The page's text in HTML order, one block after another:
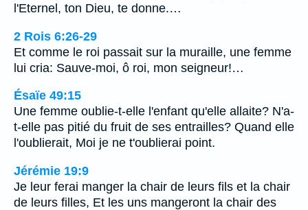
l'Eternel, ton Dieu, te donne.…
2 Rois 6:26-29
Et comme le roi passait sur la muraille, une femme
lui cria: Sauve-moi, ô roi, mon seigneur!…
Ésaïe 49:15
Une femme oublie-t-elle l'enfant qu'elle allaite? N'a-
t-elle pas pitié du fruit de ses entrailles? Quand elle
l'oublierait, Moi je ne t'oublierai point.
Jérémie 19:9
Je leur ferai manger la chair de leurs fils et la chair
de leurs filles, Et les uns mangeront la chair des